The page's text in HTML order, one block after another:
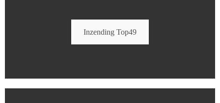
Inzending Top49